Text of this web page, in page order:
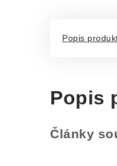
Popis
Popis
Články